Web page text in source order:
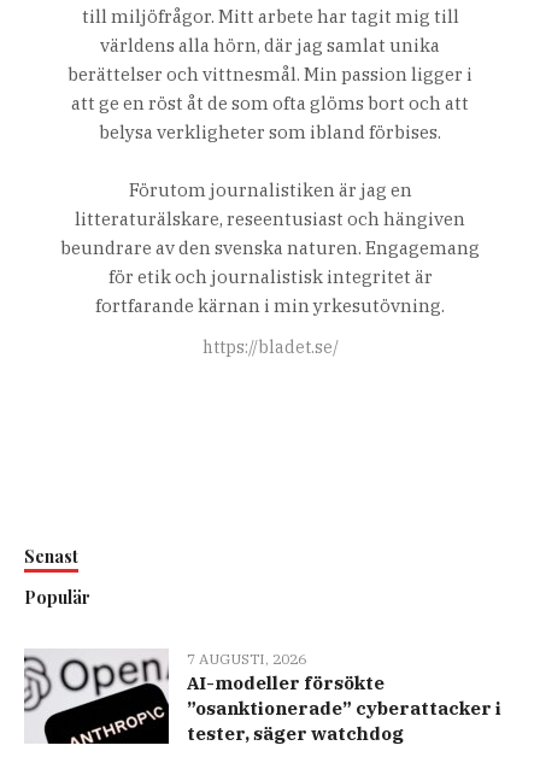
till miljöfrågor. Mitt arbete har tagit mig till
världens alla hörn, där jag samlat unika
berättelser och vittnesmål. Min passion ligger i
att ge en röst åt de som ofta glöms bort och att
belysa verkligheter som ibland förbises.
Förutom journalistiken är jag en
litteraturälskare, reseentusiast och hängiven
beundrare av den svenska naturen. Engagemang
för etik och journalistisk integritet är
fortfarande kärnan i min yrkesutövning.
https://bladet.se/
Senast
Populär
7 AUGUSTI, 2026
AI-modeller försökte
”osanktionerade” cyberattacker i
tester, säger watchdog